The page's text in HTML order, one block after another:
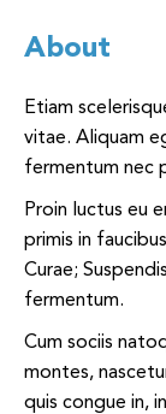
About
Etiam
vitae. Aliquam
fermentum nec
Proin luctus eu
primis in
Curae;
fermentum.
Cum sociis
montes,
quis congue in,